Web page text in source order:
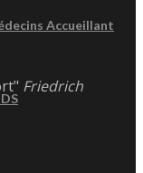
Accueillant
Friedrich